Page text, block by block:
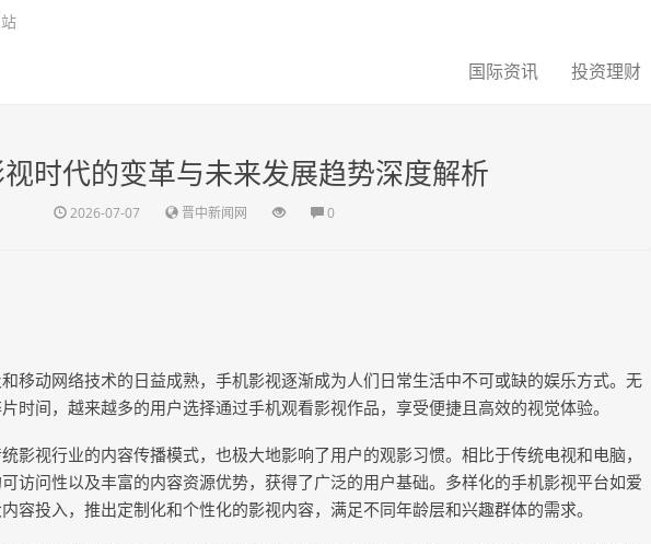
国际资讯 投资理财
时代的变革与未来发展趋势深度解析
2026-07-07 晋中新闻网 0
移动网络技术的日益成熟，手机影视逐渐成为人们日常生活中不可或缺的娱乐方式。无
时间，越来越多的用户选择通过手机观看影视作品，享受便捷且高效的视觉体验。
影视行业的内容传播模式，也极大地影响了用户的观影习惯。相比于传统电视和电脑，
访问性以及丰富的内容资源优势，获得了广泛的用户基础。多样化的手机影视平台如爱
容投入，推出定制化和个性化的影视内容，满足不同年龄层和兴趣群体的需求。